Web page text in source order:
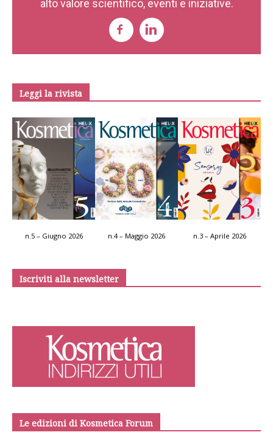
alto valore scientifico, eventi e iniziative.
Leggi la rivista
n.5 – Giugno 2026 n.4 – Maggio 2026 n.3 – Aprile 2026
Iscriviti alla newsletter
Le edizioni di Kosmetica Forum